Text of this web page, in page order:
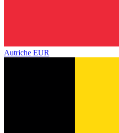
Autriche EUR